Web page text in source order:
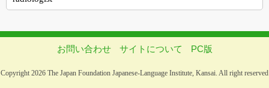
お問い合わせ サイトについて PC版
Copyright 2026 The Japan Foundation Japanese-Language Institute, Kansai. All right reserved